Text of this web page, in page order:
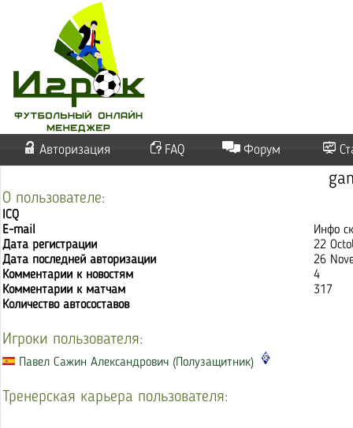
Авторизация FAQ Форум
О пользователе:
ICQ
E-mail
Инфо
Дата регистрации
22
Дата последней авторизации
26
Комментарии к новостям
4
Комментарии к матчам
317
Количество автосоставов
Игроки пользователя:
Павел Сажин Александрович (Полузащитник)
Тренерская карьера пользователя: